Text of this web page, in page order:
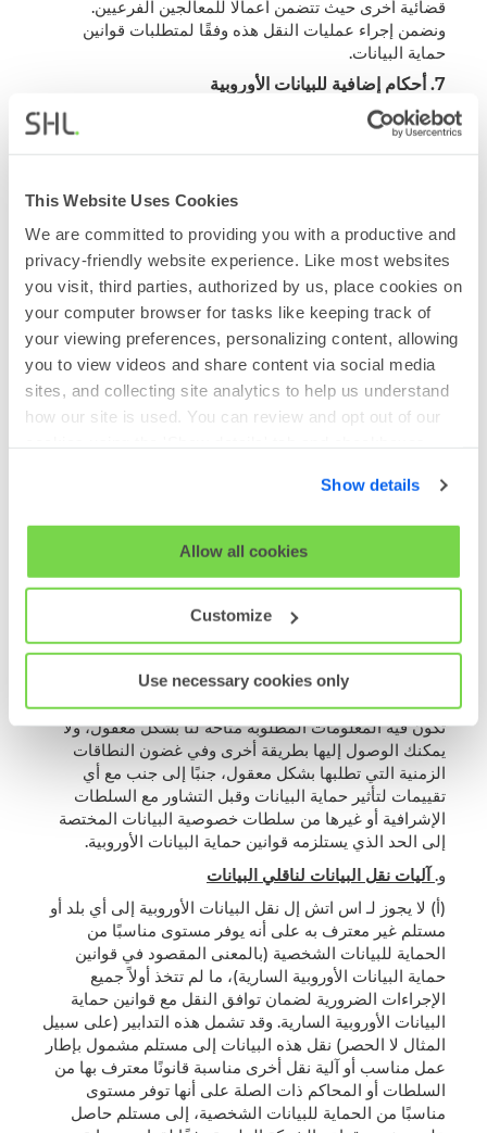
This Website Uses Cookies
We are committed to providing you with a productive and
privacy-friendly website experience. Like most websites
you visit, third parties, authorized by us, place cookies on
your computer browser for tasks like keeping track of
your viewing preferences, personalizing content, allowing
you to view videos and share content via social media
sites, and collecting site analytics to help us understand
how our site is used. You can review and opt out of our
SHL Privacy Statement
Policy
Show details
Allow all cookies
Customize
Use necessary cookies only
قضائية أخرى حيث تتضمن أعمالًا للمعالجين الفرعيين.
ونضمن إجراء عمليات النقل هذه وفقًا لمتطلبات قوانين
حماية البيانات.
7. أحكام إضافية للبيانات الأوروبية
أ.نطاق البند 7.
الأوروبية" هذا فقط فيما يتعلق بالبيانات الأوروبية.
ك، يقر الطرفان ويوافقان على أنك وحدة تحكم في
ج. تعليمات. إذا اعتقدنا أن تعليماتك تنتهك قوانين حماية
البيانات الأوروبية (حيثما ينطبق ذلك)، فسنعلمك دون تأخير،
فقط في نطاق قوانين حماية البيانات الأوروبية وإلى الحد
الذي تسمح به قوانين حماية البيانات الأوروبية.
الإشعار والاعتراض على المعالجات الفرعية الجديدة
سنبلغك بأي تغييرات تطرأ على المعالجين الفرعيين بوسيلة
الإشعار المنصوص عليها في البند 5 من ملحق معالجة
البيانات وسنمنحك الفرصة للاعتراض على مشاركة المعالج
الفرعي الجديد لأسباب معقولة تتعلق بحماية البيانات
حال إبلاغك لنا بمثل هذا الاعتراض، فسيقوم الطرفان
لتقديرنا الخاص-إما بعدم تعيين المعالج الفرعي الجديد، أو
السماح لك بتعليق أو إنهاء المنتجات أو الخدمة أو كلاهما
والمتأثرة وفقًا لأحكام الإنهاء الواردة في الاتفاقية دون أي
مسؤولية. إلى أي من الطرفين (ولكن دون المساس بأي
رسوم تتحملها قبل التعليق أو الإنهاء).
تقييمات تأثير حماية البيانات والتشاور مع السلطات
الإشرافية. سنقدم لك المساعدة المعقولة، في الحالات التي
تكون فيه المعلومات المطلوبة متاحة لنا بشكل معقول، ولا
يمكنك الوصول إليها بطريقة أخرى وفي غضون النطاقات
الزمنية التي تطلبها بشكل معقول، جنبًا إلى جنب مع أي
تقييمات لتأثير حماية البيانات وقبل التشاور مع السلطات
الإشرافية أو غيرها من سلطات خصوصية البيانات المختصة
إلى الحد الذي يستلزمه قوانين حماية البيانات الأوروبية.
و.آليات نقل البيانات لناقلي البيانات
(أ) لا يجوز لـ اس اتش إل نقل البيانات الأوروبية إلى أي بلد أو
مستلم غير معترف به على أنه يوفر مستوى مناسبًا من
الحماية للبيانات الشخصية (بالمعنى المقصود في قوانين
حماية البيانات الأوروبية السارية)، ما لم تتخذ أولاً جميع
الإجراءات الضرورية لضمان توافق النقل مع قوانين حماية
البيانات الأوروبية السارية. وقد تشمل هذه التدابير (على سبيل
المثال لا الحصر) نقل هذه البيانات إلى مستلم مشمول بإطار
عمل مناسب أو آلية نقل أخرى مناسبة قانونًا معترف بها من
السلطات أو المحاكم ذات الصلة على أنها توفر مستوى
مناسبًا من الحماية للبيانات الشخصية، إلى مستلم حاصل